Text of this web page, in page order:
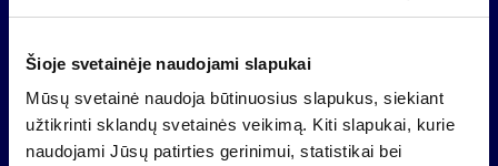
Šioje svetainėje naudojami slapukai
Mūsų svetainė naudoja būtinuosius slapukus, siekiant
užtikrinti sklandų svetainės veikimą. Kiti slapukai, kurie
naudojami Jūsų patirties gerinimui, statistikai bei
aptarnauja daugiau kaip trečdalį Moldovos gyventojų
septintus metus iš eilės, leidinio „The Financial
Times“ žurnalas „The Banker“ pripažino maib
geriausiu banku Moldovoje, o „Global Finance“ –
geriausiu tvarumo srityje veikiančiu banku šalyje.